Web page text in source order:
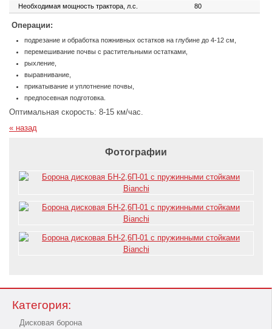
Категория:
Дисковая борона
Необходимая мощность трактора, л.с.
80
Операции:
подрезание и обработка пожнивных остатков на глубине до 4-12 см,
перемешивание почвы с растительными остатками,
рыхление,
выравнивание,
прикатывание и уплотнение почвы,
предпосевная подготовка.
Оптимальная скорость: 8-15 км/час.
« назад
Фотографии